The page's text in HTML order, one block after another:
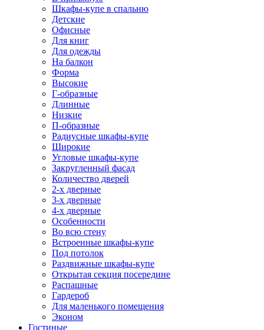
Шкафы-купе в спальню
Детские
Офисные
Для книг
Для одежды
На балкон
Форма
Высокие
Г-образные
Длинные
Низкие
П-образные
Радиусные шкафы-купе
Широкие
Угловые шкафы-купе
Закругленный фасад
Количество дверей
2-х дверные
3-х дверные
4-х дверные
Особенности
Во всю стену
Встроенные шкафы-купе
Под потолок
Раздвижные шкафы-купе
Открытая секция посередине
Распашные
Гардероб
Для маленького помещения
Эконом
Гостиные